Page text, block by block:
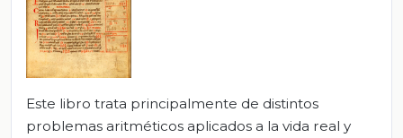
Este libro trata principalmente de distintos
problemas aritméticos aplicados a la vida real y